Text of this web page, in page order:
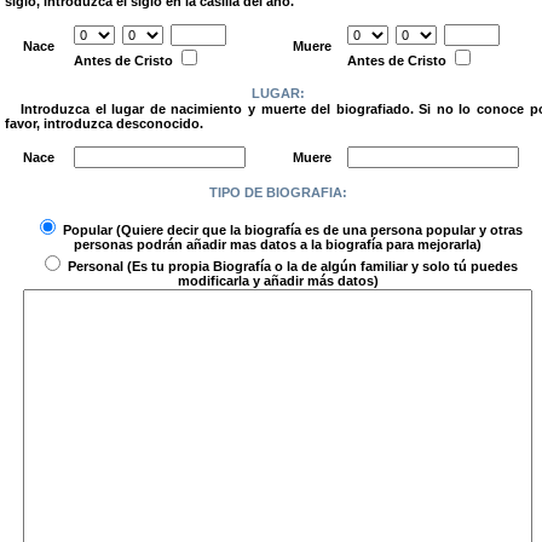
Nace
Antes de Cristo
Muere
Antes de Cristo
LUGAR:
Introduzca el lugar de nacimiento y muerte del biografiado. Si no lo conoce
favor, introduzca desconocido.
Nace
Muere
TIPO DE BIOGRAFIA:
Popular(Quiere decir que la biografía es de una persona popular y otras
personas podrán añadir mas datos a la biografía para mejorarla)
Personal(Es tu propia Biografía o la de algún familiar y solo tú puedes
modificarla y añadir más datos)